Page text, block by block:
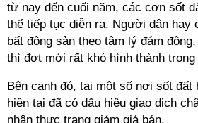
từ nay đến cuối năm, các cơn sốt
thể tiếp tục diễn ra. Người dân hay
bất động sản theo tâm lý đám
thì đợt mới rất khó hình thành trong
Bên cạnh đó, tại một số nơi sốt đất
hiện tại đã có dấu hiệu giao dịch
nhận thực trạng giảm giá bán.